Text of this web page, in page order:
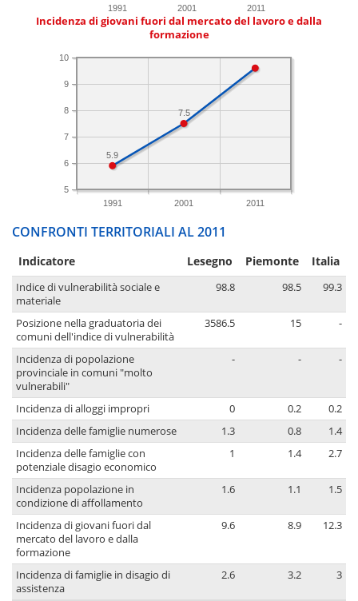
1991 2001 2011
Incidenza di giovani fuori dal mercato del lavoro e dalla
formazione
1991 2001 2011
5
6
7
8
9
10
7.5
5.9
CONFRONTI TERRITORIALI AL 2011
Indicatore Lesegno Piemonte Italia
Indice di vulnerabilità sociale e
materiale
98.8 98.5 99.3
Posizione nella graduatoria dei
comuni dell'indice di vulnerabilità
3586.5 15 -
Incidenza di popolazione
provinciale in comuni "molto
vulnerabili"
- - -
Incidenza di alloggi impropri 0 0.2
0.2
Incidenza delle famiglie numerose
1.3 0.8
1.4
Incidenza delle famiglie con
potenziale disagio economico
1 1.4 2.7
Incidenza popolazione in
condizione di affollamento
1.6 1.1 1.5
Incidenza di giovani fuori dal
mercato del lavoro e dalla
formazione
9.6 8.9 12.3
Incidenza di famiglie in disagio di
assistenza
2.6 3.2 3